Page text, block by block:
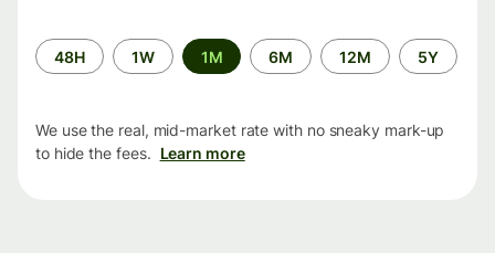
Time
period
48H 1W 1M 6M 12M 5Y
We use the real, mid-market rate with no sneaky mark-up
to hide the fees. Learn more